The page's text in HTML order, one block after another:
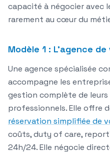
capacité à négocier avec
rarement au cœur du
Modèle 1 : L'agence
Une agence spécialisée
accompagne les
gestion complète de
professionnels. Elle offre
réservation simplifiée de
coûts, duty of care,
24h/24. Elle négocie